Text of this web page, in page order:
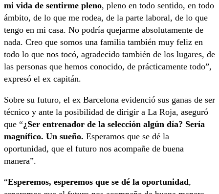
mi vida de sentirme pleno, pleno en todo sentido, en todo
ámbito, de lo que me rodea, de la parte laboral, de lo que
tengo en mi casa. No podría quejarme absolutamente de
nada. Creo que somos una familia también muy feliz en
todo lo que nos tocó, agradecido también de los lugares, de
las personas que hemos conocido, de prácticamente todo”,
expresó el ex capitán.
Sobre su futuro, el ex Barcelona evidenció sus ganas de ser
técnico y ante la posibilidad de dirigir a La Roja, aseguró
que “¿Ser entrenador de la selección algún día? Sería
magnífico. Un sueño. Esperamos que se dé la
oportunidad, que el futuro nos acompañe de buena
manera”.
“Esperemos, esperemos que se dé la oportunidad,